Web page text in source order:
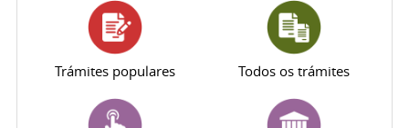
Trámites populares Todos os trámites